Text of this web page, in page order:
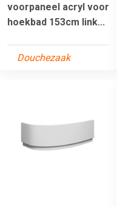
voorpaneel acryl voor
hoekbad 153cm link...
Douchezaak